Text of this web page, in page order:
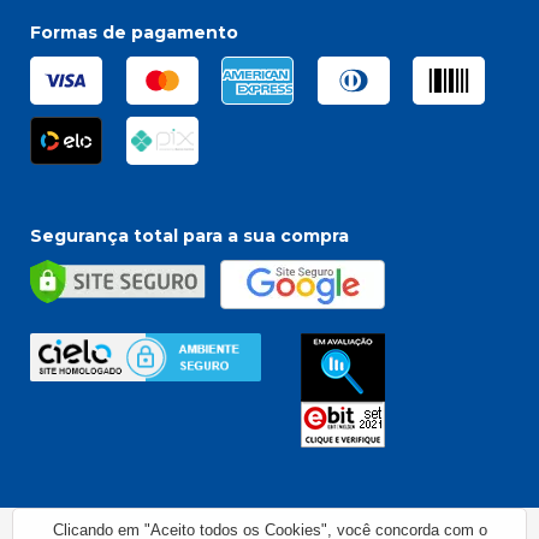
Política de Cupom de Desconto
R. Osvaldo Cruz, 104 - Niterói - Canoas / RS
Segunda à Quinta, das 8h às 18hrs.
Sexta, das 8h às 17hrs.
Formas de pagamento
Segurança total para a sua compra
Clicando em "Aceito todos os Cookies", você concorda com o